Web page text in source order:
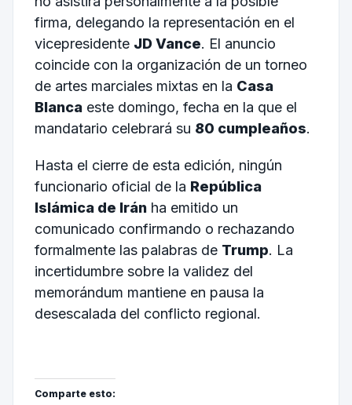
firma, delegando la representación en el
vicepresidente JD Vance. El anuncio
coincide con la organización de un torneo
de artes marciales mixtas en la Casa
Blancaeste domingo, fecha en la que el
mandatario celebrará su 80 cumpleaños.
Hasta el cierre de esta edición, ningún
funcionario oficial de la República
Islámica de Iránha emitido un
comunicado confirmando o rechazando
formalmente las palabras de Trump. La
incertidumbre sobre la validez del
memorándum mantiene en pausa la
desescalada del conflicto regional.
Comparte esto: